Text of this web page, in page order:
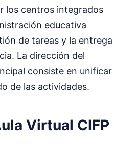
los centros integrados
educativa
de tareas y la entrega
La dirección del
consiste en unificar
de las actividades.
Virtual CIFP